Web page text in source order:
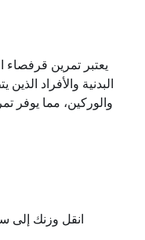
يعتبر تمرين قرفصاء
البدنية والأفراد
والوركين، مما يوفر